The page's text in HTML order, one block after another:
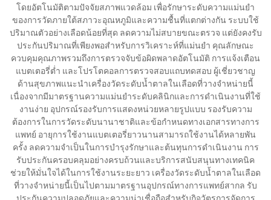
โดยอัตโนมัติตามปัจจัยสภาพแวดล้อม เพื่อรักษาระดับความแม่นยำ
ของการวัดภายใต้สภาวะอุณหภูมิและความชื้นที่แตกต่างกัน ระบบใช้
ปริมาณตัวอย่างเลือดน้อยที่สุด ลดความไม่สบายขณะตรวจ แต่ยังคงรับ
ประกันปริมาณที่เพียงพอสำหรับการวิเคราะห์ที่แม่นยำ คุณลักษณะ
ควบคุมคุณภาพรวมถึงการตรวจจับข้อผิดพลาดอัตโนมัติ การแจ้งเตือน
แบตเตอรี่ต่ำ และโปรโตคอลการตรวจสอบแถบทดสอบ ผู้เชี่ยวชาญ
ด้านสุขภาพแนะนำเครื่องวัดระดับน้ำตาลในเลือดที่วางจำหน่ายนี้
เนื่องจากมีมาตรฐานความแม่นยำระดับคลินิกและการดำเนินงานที่ใช้
งานง่าย อุปกรณ์รองรับการแสดงหน่วยหลายรูปแบบ รองรับความ
ต้องการในการวัดระดับนานาชาติและข้อกำหนดทางเอกสารทางการ
แพทย์ อายุการใช้งานแบตเตอรี่ยาวนานสามารถใช้งานได้หลายพัน
ครั้ง ลดความจำเป็นในการบำรุงรักษาและต้นทุนการดำเนินงาน การ
รับประกันครอบคลุมอย่างครบถ้วนและบริการสนับสนุนทางเทคนิค
ช่วยให้มั่นใจได้ในการใช้งานระยะยาว เครื่องวัดระดับน้ำตาลในเลือด
ที่วางจำหน่ายนี้เป็นไปตามมาตรฐานอุปกรณ์ทางการแพทย์สากล รับ